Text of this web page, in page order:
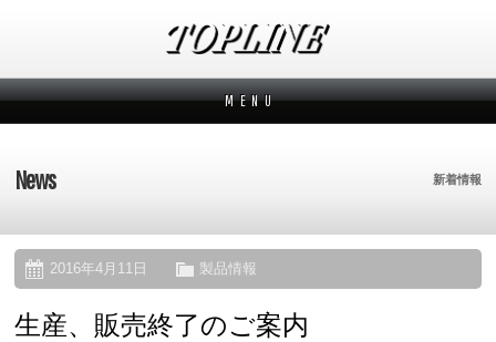
M E N U
ブランドから探す
オーダー方法
News 新着情報
2016年4月11日 製品情報
生産、販売終了のご案内